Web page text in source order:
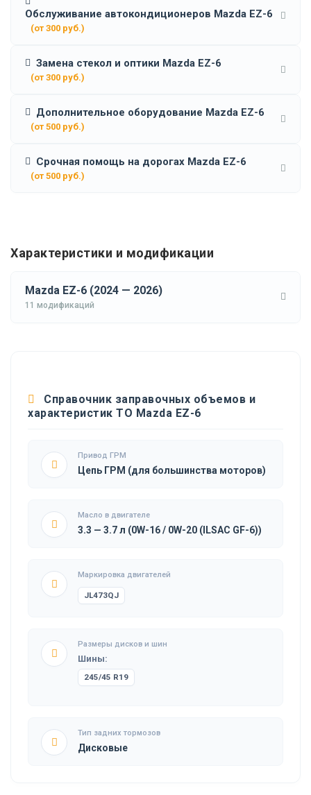
Обслуживание автокондиционеров Mazda EZ-6
(от 300 руб.)
Замена стекол и оптики Mazda EZ-6
(от 300 руб.)
Дополнительное оборудование Mazda EZ-6
(от 500 руб.)
Срочная помощь на дорогах Mazda EZ-6
(от 500 руб.)
Характеристики и модификации
Mazda EZ-6 (2024 — 2026)
11 модификаций
Справочник заправочных объемов и
характеристик ТО Mazda EZ-6
Привод ГРМ
Цепь ГРМ (для большинства моторов)
Масло в двигателе
3.3 — 3.7 л (0W-16 / 0W-20 (ILSAC GF-6))
Маркировка двигателей
JL473QJ
Размеры дисков и шин
Шины:
245/45 R19
Тип задних тормозов
Дисковые